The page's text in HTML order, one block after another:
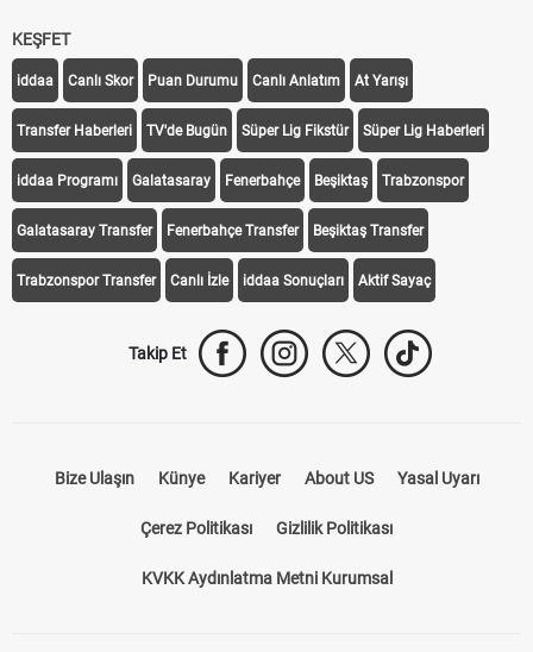
KEŞFET
iddaa Canlı Skor Puan Durumu Canlı Anlatım At Yarışı
Transfer Haberleri TV'de Bugün Süper Lig Fikstür Süper Lig Haberleri
iddaa Programı Galatasaray Fenerbahçe Beşiktaş Trabzonspor
Galatasaray Transfer Fenerbahçe Transfer Beşiktaş Transfer
Trabzonspor Transfer Canlı İzle iddaa Sonuçları Aktif Sayaç
Takip Et
Bize Ulaşın Künye Kariyer About US Yasal Uyarı
Çerez Politikası Gizlilik Politikası
KVKK Aydınlatma Metni Kurumsal